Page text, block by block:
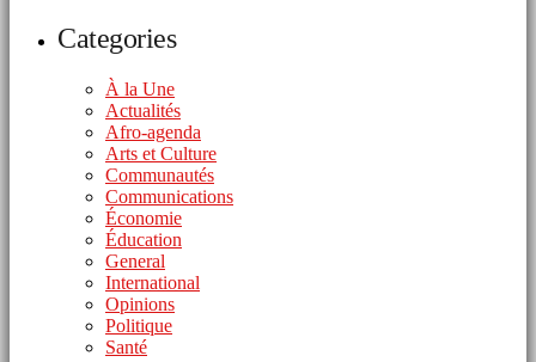
Categories
À la Une
Actualités
Afro-agenda
Arts et Culture
Communautés
Communications
Économie
Éducation
General
International
Opinions
Politique
Santé